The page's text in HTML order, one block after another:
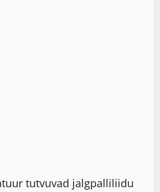
tutvuvad jalgpalliliidu